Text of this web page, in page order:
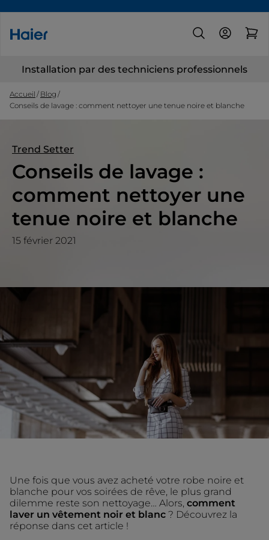
Installation par des techniciens professionnels
Accueil
Blog
Conseils de lavage : comment nettoyer une tenue noire et blanche
Trend Setter
Conseils de lavage :
comment nettoyer une
tenue noire et blanche
15 février 2021
Une fois que vous avez acheté votre robe noire et
blanche pour vos soirées de rêve, le plus grand
dilemme reste son nettoyage… Alors, comment
laver un vêtement noir et blanc ? Découvrez la
réponse dans cet article !